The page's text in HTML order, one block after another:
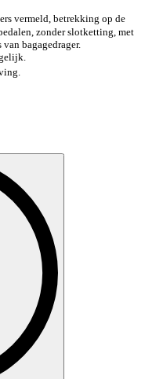
vermeld, betrekking op de
zonder slotketting, met
bagagedrager.